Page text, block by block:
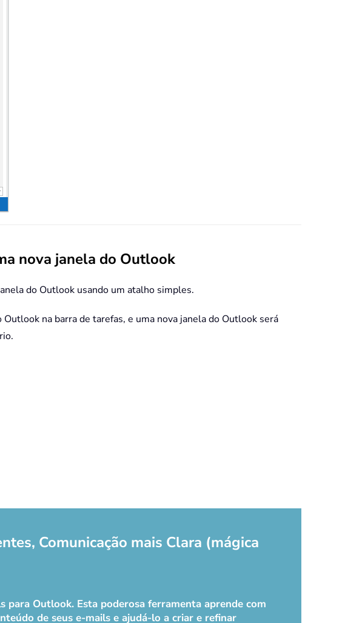
nova janela do Outlook
do Outlook usando um atalho simples.
na barra de tarefas, e uma nova janela do Outlook será
Comunicação mais Clara (mágica
Outlook. Esta poderosa ferramenta aprende com
de seus e-mails e ajudá-lo a criar e refinar